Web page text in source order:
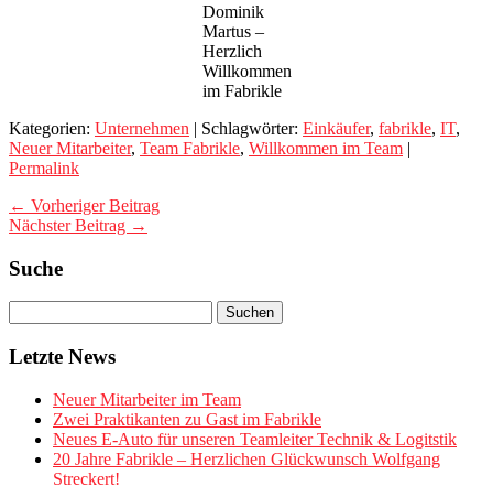
Dominik
Martus –
Herzlich
Willkommen
im Fabrikle
Kategorien: Unternehmen | Schlagwörter: Einkäufer, fabrikle, IT,
Neuer Mitarbeiter, Team Fabrikle, Willkommen im Team |
Permalink
← Vorheriger Beitrag
Nächster Beitrag →
Suche
Letzte News
Neuer Mitarbeiter im Team
Zwei Praktikanten zu Gast im Fabrikle
Neues E-Auto für unseren Teamleiter Technik & Logitstik
20 Jahre Fabrikle – Herzlichen Glückwunsch Wolfgang
Streckert!